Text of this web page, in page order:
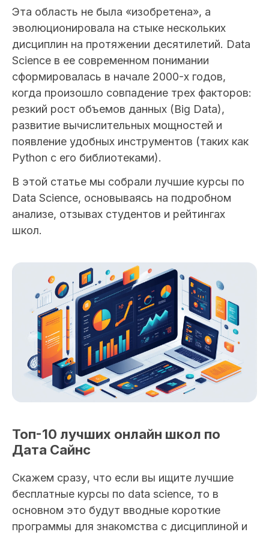
Эта область не была «изобретена», а
эволюционировала на стыке нескольких
дисциплин на протяжении десятилетий. Data
Science в ее современном понимании
сформировалась в начале 2000-х годов,
когда произошло совпадение трех факторов:
резкий рост объемов данных (Big Data),
развитие вычислительных мощностей и
появление удобных инструментов (таких как
Python с его библиотеками).
В этой статье мы собрали лучшие курсы по
Data Science, основываясь на подробном
анализе, отзывах студентов и рейтингах
школ.
Топ-10 лучших онлайн школ по
Дата Сайнс
Скажем сразу, что если вы ищите лучшие
бесплатные курсы по data science, то в
основном это будут вводные короткие
программы для знакомства с дисциплиной и